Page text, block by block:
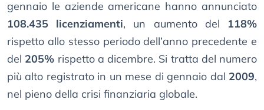
gennaio le aziende americane hanno annunciato
108.435 licenziamenti, un aumento del 118%
rispetto allo stesso periodo dell’anno precedente e
del 205% rispetto a dicembre. Si tratta del numero
più alto registrato in un mese di gennaio dal 2009,
nel pieno della crisi finanziaria globale.